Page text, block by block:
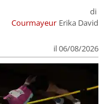
Courmayeur
di
Erika David
il 06/08/2026